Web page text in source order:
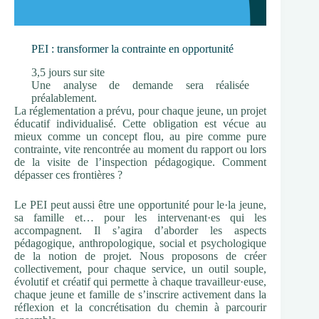
PEI : transformer la contrainte en opportunité
3,5 jours sur site
Une analyse de demande sera réalisée
préalablement.
La réglementation a prévu, pour chaque jeune, un projet
éducatif individualisé. Cette obligation est vécue au
mieux comme un concept flou, au pire comme pure
contrainte, vite rencontrée au moment du rapport ou lors
de la visite de l’inspection pédagogique. Comment
dépasser ces frontières ?
Le PEI peut aussi être une opportunité pour le·la jeune,
sa famille et… pour les intervenant·es qui les
accompagnent. Il s’agira d’aborder les aspects
pédagogique, anthropologique, social et psychologique
de la notion de projet. Nous proposons de créer
collectivement, pour chaque service, un outil souple,
évolutif et créatif qui permette à chaque travailleur·euse,
chaque jeune et famille de s’inscrire activement dans la
réflexion et la concrétisation du chemin à parcourir